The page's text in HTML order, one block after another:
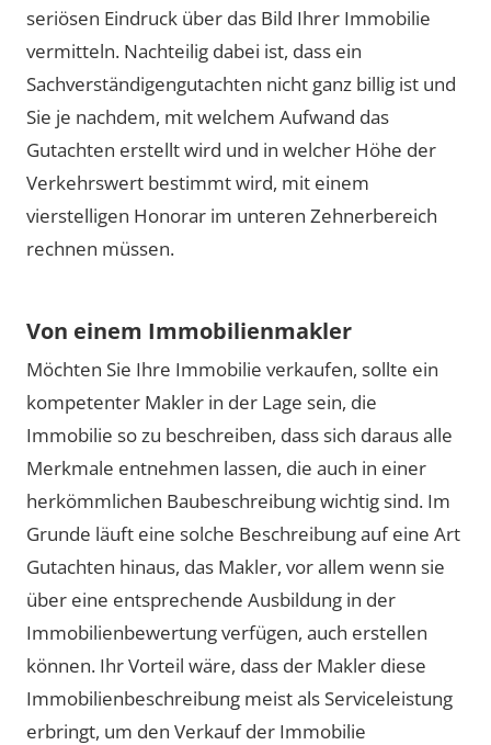
seriösen Eindruck über das Bild Ihrer Immobilie
vermitteln. Nachteilig dabei ist, dass ein
Sachverständigengutachten nicht ganz billig ist und
Sie je nachdem, mit welchem Aufwand das
Gutachten erstellt wird und in welcher Höhe der
Verkehrswert bestimmt wird, mit einem
vierstelligen Honorar im unteren Zehnerbereich
rechnen müssen.
Von einem Immobilienmakler
Möchten Sie Ihre Immobilie verkaufen, sollte ein
kompetenter Makler in der Lage sein, die
Immobilie so zu beschreiben, dass sich daraus alle
Merkmale entnehmen lassen, die auch in einer
herkömmlichen Baubeschreibung wichtig sind. Im
Grunde läuft eine solche Beschreibung auf eine Art
Gutachten hinaus, das Makler, vor allem wenn sie
über eine entsprechende Ausbildung in der
Immobilienbewertung verfügen, auch erstellen
können. Ihr Vorteil wäre, dass der Makler diese
Immobilienbeschreibung meist als Serviceleistung
erbringt, um den Verkauf der Immobilie